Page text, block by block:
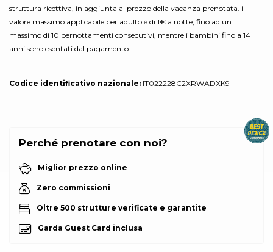
struttura ricettiva, in aggiunta al prezzo della vacanza prenotata. il
valore massimo applicabile per adulto è di 1€ a notte, fino ad un
massimo di 10 pernottamenti consecutivi, mentre i bambini fino a 14
anni sono esentati dal pagamento.
Codice identificativo nazionale: IT022228C2XRWADXK9
Perché prenotare con noi?
Miglior prezzo online
Zero commissioni
Oltre 500 strutture verificate e garantite
Garda Guest Card inclusa